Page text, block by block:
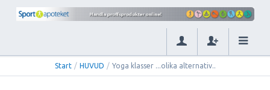
Start / HUVUD / Yoga klasser ...olika alternativ..